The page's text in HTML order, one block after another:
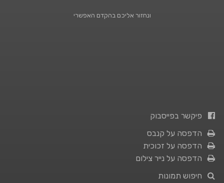
ונחזור אליכם בהקדם האפשרי
פיקשר בפייסבוק
הדפסה על קנבס
הדפסה על זכוכית
הדפסה על נייר צילום
חיפוש תמונות